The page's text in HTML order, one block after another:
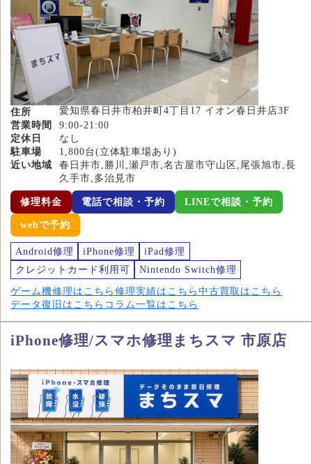
住所
愛知県春日井市柏井町4丁目17 イオン春日井店3F
営業時間
9:00-21:00
定休日
なし
駐車場
1,800台(立体駐車場あり)
近い地域
春日井市,勝川,瀬戸市,名古屋市守山区,尾張旭市,長
久手市,多治見市
修理料金 電話で相談・予約 LINEで相談・予約
webで予約
Android修理 iPhone修理
iPad修理
クレジットカード利用可
Nintendo Switch修理
ゲーム機修理はこちら 修理実績はこちら 中古買取はこちら
データ復旧はこちら コラム一覧はこちら
iPhone修理/スマホ修理まちスマ 市原店